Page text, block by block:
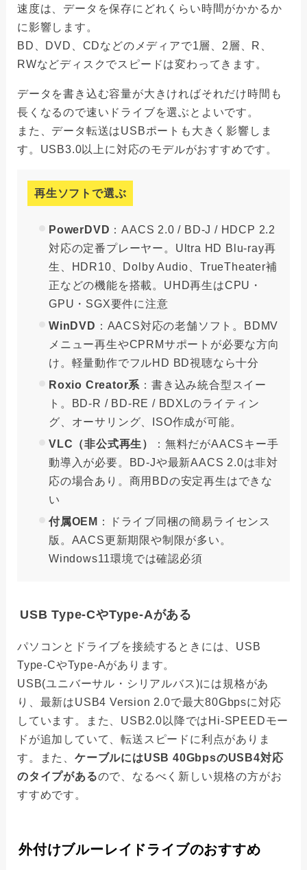
速度は、データを保存にどれくらい時間がかかるか
に影響します。
BD、DVD、CDなどのメディアで1層、2層、R、
RWなどディスクでスピードは変わってきます。
データを書き込む容量が大きければそれだけ時間も
長くなるので速いドライブを選ぶとよいです。
また、データ転送はUSBポートも大きく影響しま
す。USB3.0以上に対応のモデルがおすすめです。
再生ソフトで選ぶ
PowerDVD ：AACS 2.0 / BD-J / HDCP 2.2
対応の定番プレーヤー。Ultra HD Blu-ray再
生、HDR10、Dolby Audio、TrueTheater補
正などの機能を搭載。UHD再生はCPU・
GPU・SGX要件に注意
WinDVD ：AACS対応の老舗ソフト。BDMV
メニュー再生やCPRMサポートが必要な方向
け。軽量動作でフルHD BD視聴なら十分
Roxio Creator系 ：書き込み統合型スイー
ト。BD-R / BD-RE / BDXLのライティン
グ、オーサリング、ISO作成が可能。
VLC（非公式再生）
：無料だがAACSキー手
動導入が必要。BD-Jや最新AACS 2.0は非対
応の場合あり。商用BDの安定再生はできな
い
付属OEM ：ドライブ同梱の簡易ライセンス
版。AACS更新期限や制限が多い。
Windows11環境では確認必須
USB Type-CやType-Aがある
パソコンとドライブを接続するときには、USB
Type-CやType-Aがあります。
USB(ユニバーサル・シリアルバス)には規格があ
り、最新はUSB4 Version 2.0で最大80Gbpsに対応
しています。また、USB2.0以降ではHi-SPEEDモー
ドが追加していて、転送スピードに利点がありま
す。また、 ケーブルにはUSB 40GbpsのUSB4対応
のタイプがあるので、なるべく新しい規格の方がお
すすめです。
外付けブルーレイドライブのおすすめ